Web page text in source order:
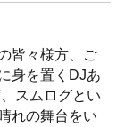
皆々様方、ご
身を置くDJあ
スムログとい
れの舞台をい